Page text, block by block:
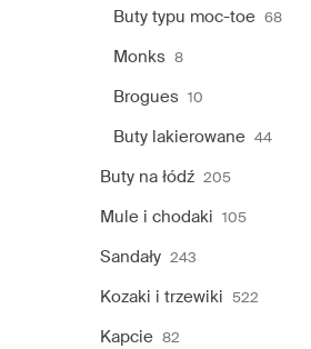
Buty typu moc-toe 68
Monks 8
Brogues 10
Buty lakierowane 44
Buty na łódź 205
Mule i chodaki 105
Sandały 243
Kozaki i trzewiki 522
Kapcie 82